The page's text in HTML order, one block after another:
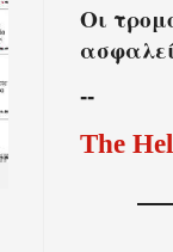
Οι
--
The